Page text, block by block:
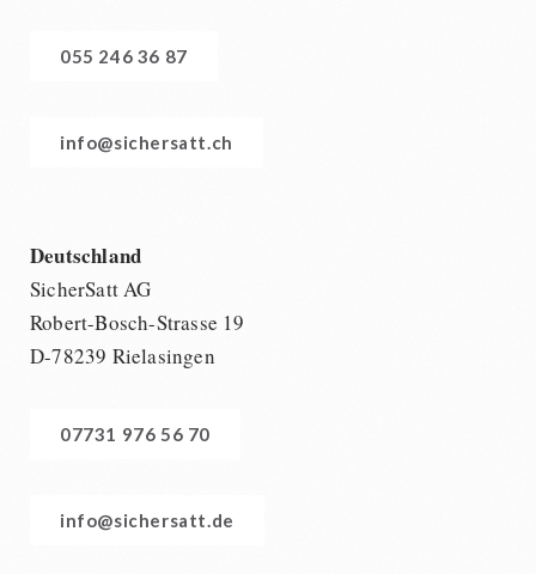
055 246 36 87
info@sichersatt.ch
Deutschland
SicherSatt AG
Robert-Bosch-Strasse 19
D-78239 Rielasingen
07731 976 56 70
info@sichersatt.de